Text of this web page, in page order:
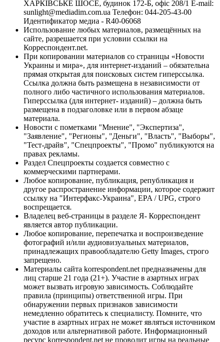
ХАРКІВСЬКЕ ШОСЕ, будинок 172-Б, офіс 208/1 E-mail:
sunlight@mediadim.com.ua Телефон: 044-205-43-00
Идентификатор медиа - R40-06068
Использование любых материалов, размещённых на
сайте, разрешается при условии ссылки на
Корреспондент.net.
При копировании материалов со страницы «Новости
Украины и мира», для интернет-изданий – обязательна
прямая открытая для поисковых систем гиперссылка.
Ссылка должна быть размещена в независимости от
полного либо частичного использования материалов.
Гиперссылка (для интернет- изданий) – должна быть
размещена в подзаголовке или в первом абзаце
материала.
Новости с пометками "Мнение", "Экспертиза",
"Заявление", "Регионы", "Деньги", "Власть", "Выборы",
"Тест-драйв", "Спецпроекты", "Промо" публикуются на
правах рекламы.
Раздел Спецпроекты создается совместно с
коммерческими партнерами.
Любое копирование, публикация, републикация и
другое распространение информации, которое содержит
ссылку на "Интерфакс-Украина", EPA / UPG, строго
воспрещается.
Владелец веб-страницы в разделе Я- Корреспондент
является автор публикации.
Любое копирование, перепечатка и воспроизведение
фотографий и/или аудиовизуальных материалов,
принадлежащих правообладателю Getty Images, строго
запрещено.
Материалы сайта korrespondent.net предназначены для
лиц старше 21 года (21+). Участие в азартных играх
может вызвать игровую зависимость. Соблюдайте
правила (принципы) ответственной игры. При
обнаружении первых признаков зависимости
немедленно обратитесь к специалисту. Помните, что
участие в азартных играх не может являться источником
доходов или альтернативой работе. Информационный
ресурс korrespondent.net не проводит игры на реальные